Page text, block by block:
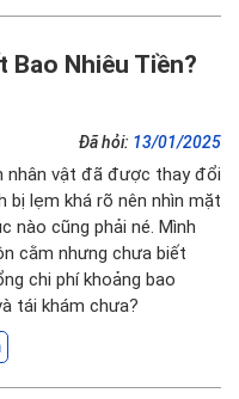
Bao Nhiêu Tiền?
Đã hỏi: 13/01/2025
nhân vật đã được thay đổi
bị lẹm khá rõ nên nhìn mặt
nào cũng phải né. Mình
cằm nhưng chưa biết
chi phí khoảng bao
tái khám chưa?